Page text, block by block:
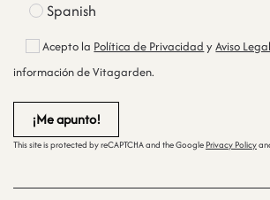
Spanish
Acepto la Política de Privacidad yAviso Legal
información de Vitagarden.
This site is protected by reCAPTCHA and the Google Privacy Policy